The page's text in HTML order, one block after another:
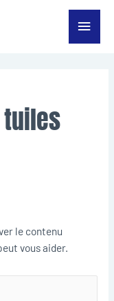
Menu
le contenu
vous aider.